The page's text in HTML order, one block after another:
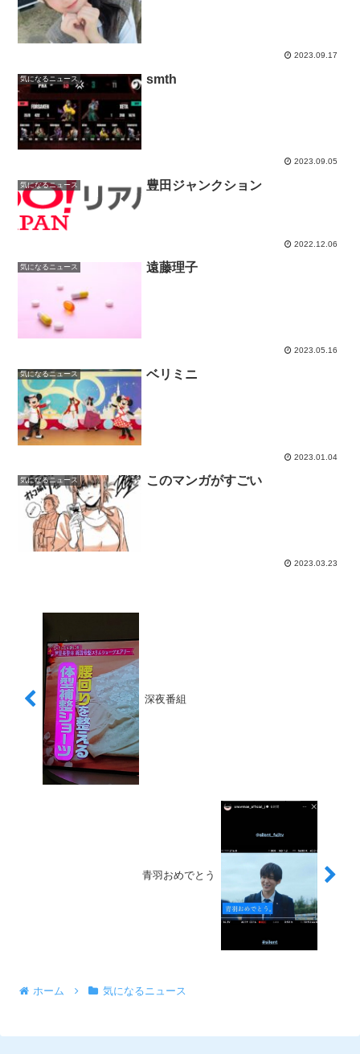
2023.09.17
気になるニュース smth
2023.09.05
気になるニュース 豊田ジャンクション
2022.12.06
気になるニュース 遠藤理子
2023.05.16
気になるニュース ベリミニ
2023.01.04
気になるニュース このマンガがすごい
2023.03.23
深夜番組
青羽おめでとう
ホーム 気になるニュース